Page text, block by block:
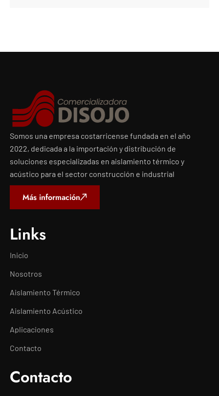
Somos una empresa costarricense fundada en el año
2022, dedicada a la importación y distribución de
soluciones especializadas en aislamiento térmico y
acústico para el sector construcción e industrial
Más información
Links
Inicio
Nosotros
Aislamiento Térmico
Aislamiento Acústico
Aplicaciones
Contacto
Contacto